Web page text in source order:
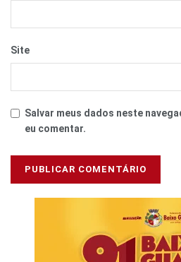
Site
Salvar meus dados neste
eu comentar.